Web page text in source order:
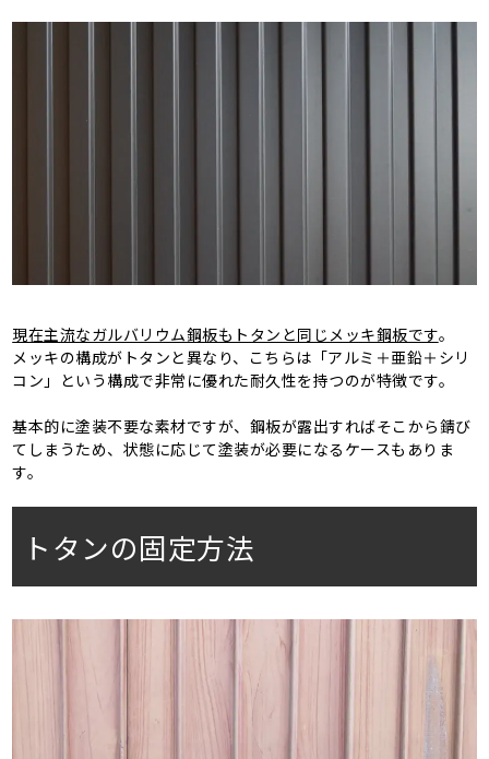
現在主流なガルバリウム鋼板もトタンと同じメッキ鋼板です。
メッキの構成がトタンと異なり、こちらは「アルミ＋亜鉛＋シリ
コン」という構成で非常に優れた耐久性を持つのが特徴です。
基本的に塗装不要な素材ですが、鋼板が露出すればそこから錆び
てしまうため、状態に応じて塗装が必要になるケースもありま
す。
トタンの固定方法